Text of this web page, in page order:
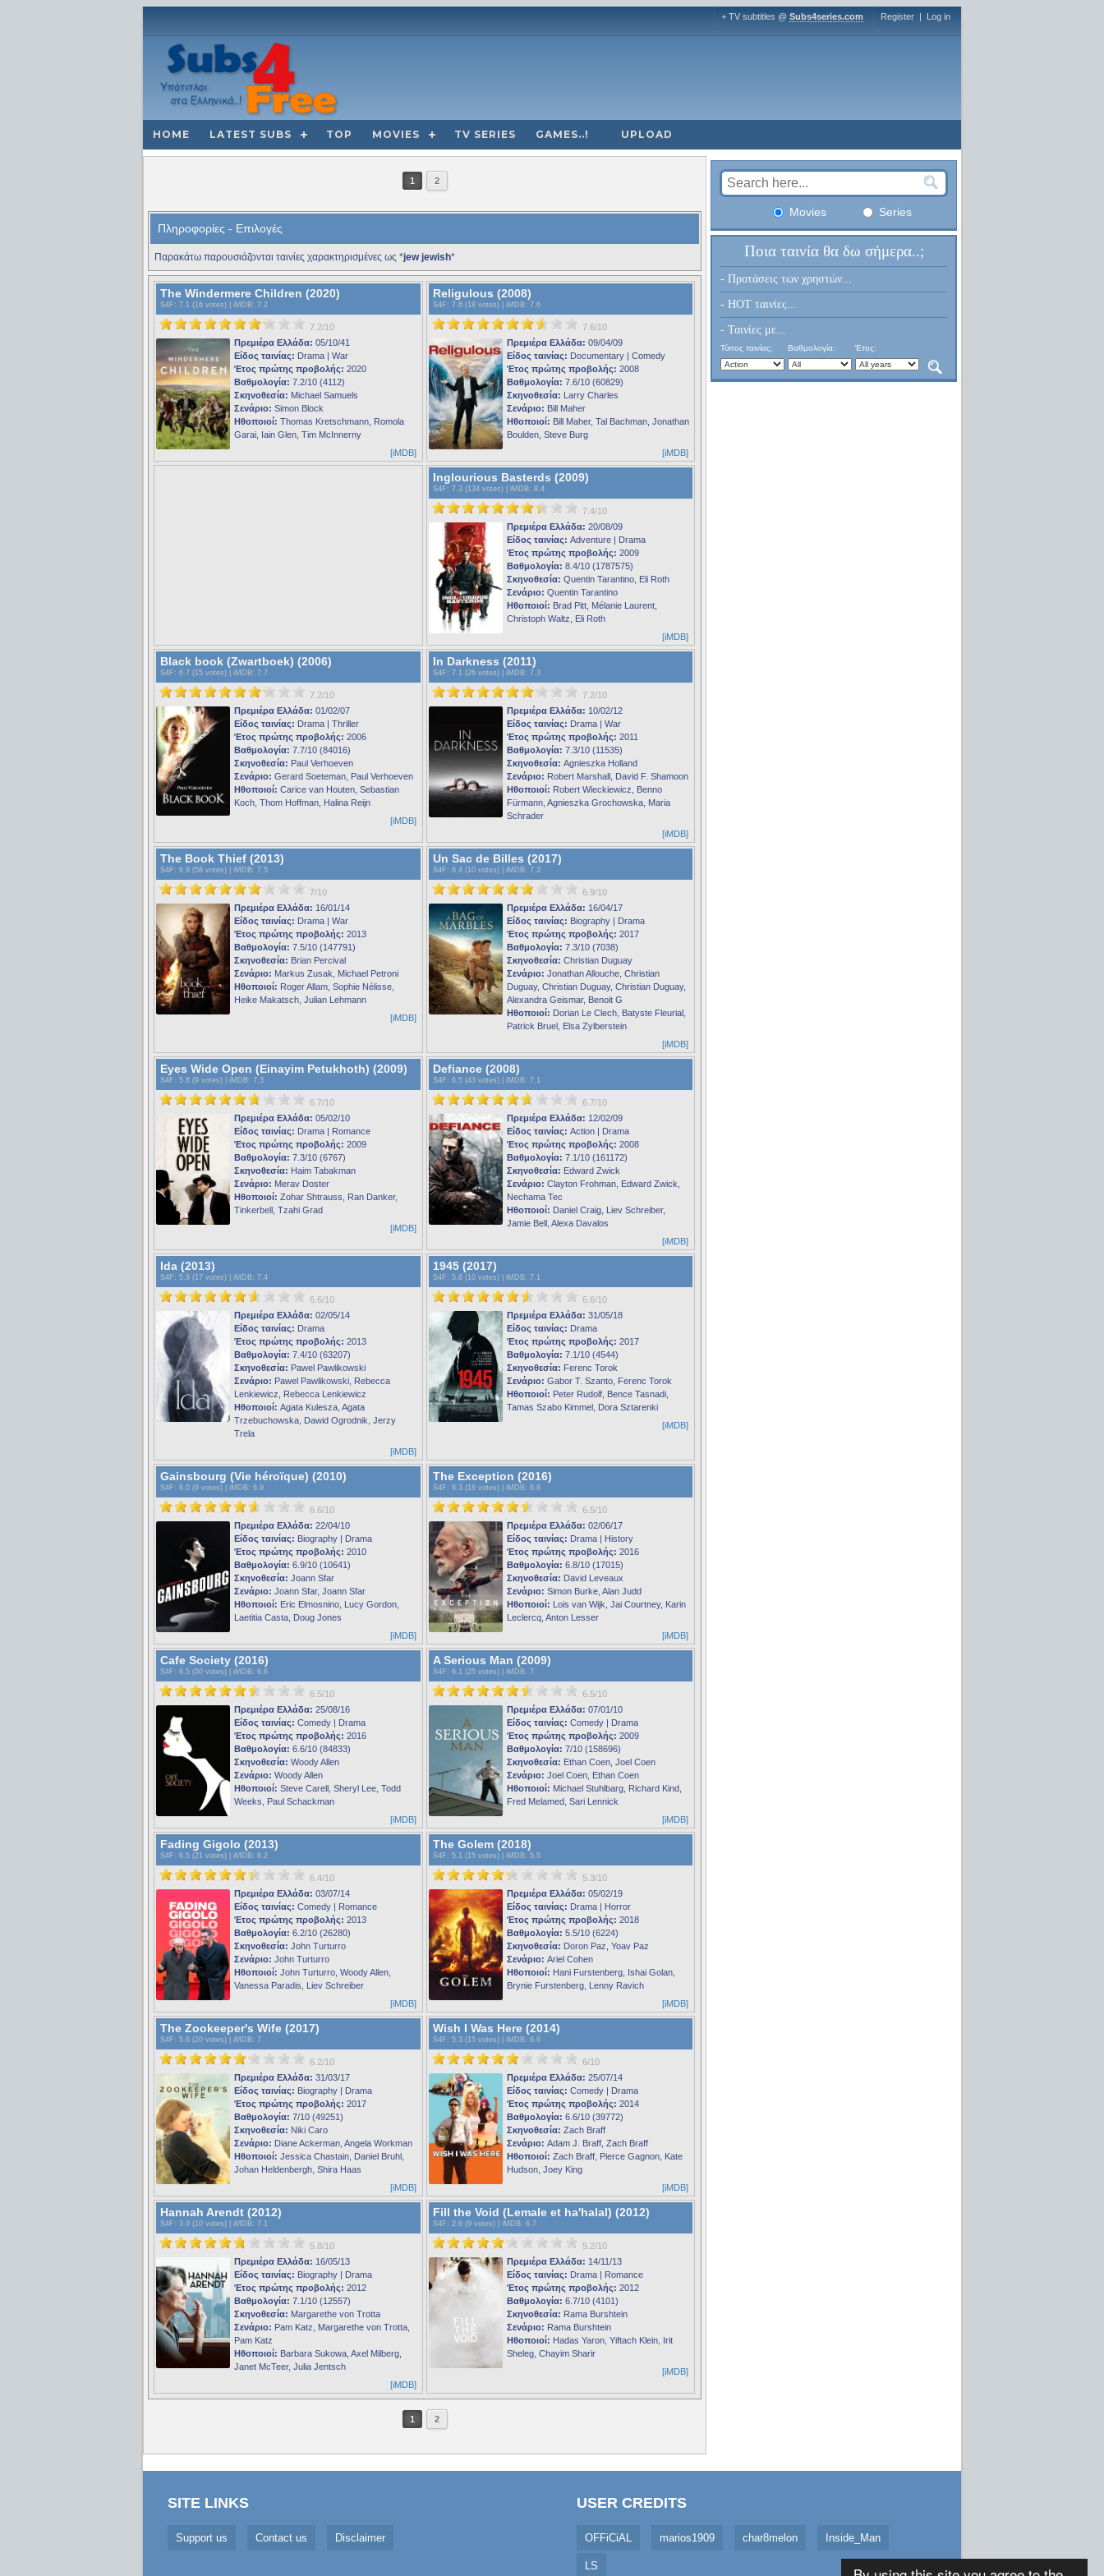
+ TV subtitles @ Subs4series.com Register | Log in
HOME LATEST SUBS TOP MOVIES TV SERIES GAMES..! UPLOAD
1 2
Πληροφορίες - Επιλογές
Παρακάτω παρουσιάζονται ταινίες χαρακτηρισμένες ως *jew jewish*
The Windermere Children (2020)
S4F : 7.1 (16 votes) | iMDB: 7.2
7.2/10
Πρεμιέρα Ελλάδα: 05/10/41
Είδος ταινίας: Drama | War
Έτος πρώτης προβολής: 2020
Βαθμολογία: 7.2/10 (4112)
Σκηνοθεσία: Michael Samuels
Σενάριο: Simon Block
Ηθοποιοί: Thomas Kretschmann, Romola
Garai, Iain Glen, Tim McInnerny
[iMDB]
Religulous (2008)
S4F : 7.6 (18 votes) | iMDB: 7.6
7.6/10
Πρεμιέρα Ελλάδα: 09/04/09
Είδος ταινίας: Documentary | Comedy
Έτος πρώτης προβολής: 2008
Βαθμολογία: 7.6/10 (60829)
Σκηνοθεσία: Larry Charles
Σενάριο: Bill Maher
Ηθοποιοί: Bill Maher, Tal Bachman, Jonathan
Boulden, Steve Burg
[iMDB]
Inglourious Basterds (2009)
S4F : 7.3 (134 votes) | iMDB: 8.4
7.4/10
Πρεμιέρα Ελλάδα: 20/08/09
Είδος ταινίας: Adventure | Drama
Έτος πρώτης προβολής: 2009
Βαθμολογία: 8.4/10 (1787575)
Σκηνοθεσία: Quentin Tarantino, Eli Roth
Σενάριο: Quentin Tarantino
Ηθοποιοί: Brad Pitt, Mélanie Laurent,
Christoph Waltz, Eli Roth
[iMDB]
Black book (Zwartboek) (2006)
S4F : 6.7 (15 votes) | iMDB: 7.7
7.2/10
Πρεμιέρα Ελλάδα: 01/02/07
Είδος ταινίας: Drama | Thriller
Έτος πρώτης προβολής: 2006
Βαθμολογία: 7.7/10 (84016)
Σκηνοθεσία: Paul Verhoeven
Σενάριο: Gerard Soeteman, Paul Verhoeven
Ηθοποιοί: Carice van Houten, Sebastian
Koch, Thom Hoffman, Halina Reijn
[iMDB]
In Darkness (2011)
S4F : 7.1 (26 votes) | iMDB: 7.3
7.2/10
Πρεμιέρα Ελλάδα: 10/02/12
Είδος ταινίας: Drama | War
Έτος πρώτης προβολής: 2011
Βαθμολογία: 7.3/10 (11535)
Σκηνοθεσία: Agnieszka Holland
Σενάριο: Robert Marshall, David F. Shamoon
Ηθοποιοί: Robert Wieckiewicz, Benno
Fürmann, Agnieszka Grochowska, Maria
Schrader
[iMDB]
The Book Thief (2013)
S4F : 6.9 (58 votes) | iMDB: 7.5
7/10
Πρεμιέρα Ελλάδα: 16/01/14
Είδος ταινίας: Drama | War
Έτος πρώτης προβολής: 2013
Βαθμολογία: 7.5/10 (147791)
Σκηνοθεσία: Brian Percival
Σενάριο: Markus Zusak, Michael Petroni
Ηθοποιοί: Roger Allam, Sophie Nélisse,
Heike Makatsch, Julian Lehmann
[iMDB]
Un Sac de Billes (2017)
S4F : 6.4 (10 votes) | iMDB: 7.3
6.9/10
Πρεμιέρα Ελλάδα: 16/04/17
Είδος ταινίας: Biography | Drama
Έτος πρώτης προβολής: 2017
Βαθμολογία: 7.3/10 (7038)
Σκηνοθεσία: Christian Duguay
Σενάριο: Jonathan Allouche, Christian
Duguay, Christian Duguay, Christian Duguay,
Alexandra Geismar, Benoit G
Ηθοποιοί: Dorian Le Clech, Batyste Fleurial,
Patrick Bruel, Elsa Zylberstein
[iMDB]
Eyes Wide Open (Einayim Petukhoth) (2009)
S4F : 5.8 (9 votes) | iMDB: 7.3
6.7/10
Πρεμιέρα Ελλάδα: 05/02/10
Είδος ταινίας: Drama | Romance
Έτος πρώτης προβολής: 2009
Βαθμολογία: 7.3/10 (6767)
Σκηνοθεσία: Haim Tabakman
Σενάριο: Merav Doster
Ηθοποιοί: Zohar Shtrauss, Ran Danker,
Tinkerbell, Tzahi Grad
[iMDB]
Defiance (2008)
S4F : 6.5 (43 votes) | iMDB: 7.1
6.7/10
Πρεμιέρα Ελλάδα: 12/02/09
Είδος ταινίας: Action | Drama
Έτος πρώτης προβολής: 2008
Βαθμολογία: 7.1/10 (161172)
Σκηνοθεσία: Edward Zwick
Σενάριο: Clayton Frohman, Edward Zwick,
Nechama Tec
Ηθοποιοί: Daniel Craig, Liev Schreiber,
Jamie Bell, Alexa Davalos
[iMDB]
Ida (2013)
S4F : 5.9 (17 votes) | iMDB: 7.4
6.6/10
Πρεμιέρα Ελλάδα: 02/05/14
Είδος ταινίας: Drama
Έτος πρώτης προβολής: 2013
Βαθμολογία: 7.4/10 (63207)
Σκηνοθεσία: Pawel Pawlikowski
Σενάριο: Pawel Pawlikowski, Rebecca
Lenkiewicz, Rebecca Lenkiewicz
Ηθοποιοί: Agata Kulesza, Agata
Trzebuchowska, Dawid Ogrodnik, Jerzy
Trela
[iMDB]
1945 (2017)
S4F : 5.8 (10 votes) | iMDB: 7.1
6.6/10
Πρεμιέρα Ελλάδα: 31/05/18
Είδος ταινίας: Drama
Έτος πρώτης προβολής: 2017
Βαθμολογία: 7.1/10 (4544)
Σκηνοθεσία: Ferenc Torok
Σενάριο: Gabor T. Szanto, Ferenc Torok
Ηθοποιοί: Peter Rudolf, Bence Tasnadi,
Tamas Szabo Kimmel, Dora Sztarenki
[iMDB]
Gainsbourg (Vie héroïque) (2010)
S4F : 6.0 (9 votes) | iMDB: 6.9
6.6/10
Πρεμιέρα Ελλάδα: 22/04/10
Είδος ταινίας: Biography | Drama
Έτος πρώτης προβολής: 2010
Βαθμολογία: 6.9/10 (10641)
Σκηνοθεσία: Joann Sfar
Σενάριο: Joann Sfar, Joann Sfar
Ηθοποιοί: Eric Elmosnino, Lucy Gordon,
Laetitia Casta, Doug Jones
[iMDB]
The Exception (2016)
S4F : 6.3 (18 votes) | iMDB: 6.8
6.5/10
Πρεμιέρα Ελλάδα: 02/06/17
Είδος ταινίας: Drama | History
Έτος πρώτης προβολής: 2016
Βαθμολογία: 6.8/10 (17015)
Σκηνοθεσία: David Leveaux
Σενάριο: Simon Burke, Alan Judd
Ηθοποιοί: Lois van Wijk, Jai Courtney, Karin
Leclercq, Anton Lesser
[iMDB]
Cafe Society (2016)
S4F : 6.5 (50 votes) | iMDB: 6.6
6.5/10
Πρεμιέρα Ελλάδα: 25/08/16
Είδος ταινίας: Comedy | Drama
Έτος πρώτης προβολής: 2016
Βαθμολογία: 6.6/10 (84833)
Σκηνοθεσία: Woody Allen
Σενάριο: Woody Allen
Ηθοποιοί: Steve Carell, Sheryl Lee, Todd
Weeks, Paul Schackman
[iMDB]
A Serious Man (2009)
S4F : 6.1 (25 votes) | iMDB: 7
6.5/10
Πρεμιέρα Ελλάδα: 07/01/10
Είδος ταινίας: Comedy | Drama
Έτος πρώτης προβολής: 2009
Βαθμολογία: 7/10 (158696)
Σκηνοθεσία: Ethan Coen, Joel Coen
Σενάριο: Joel Coen, Ethan Coen
Ηθοποιοί: Michael Stuhlbarg, Richard Kind,
Fred Melamed, Sari Lennick
[iMDB]
Fading Gigolo (2013)
S4F : 6.5 (21 votes) | iMDB: 6.2
6.4/10
Πρεμιέρα Ελλάδα: 03/07/14
Είδος ταινίας: Comedy | Romance
Έτος πρώτης προβολής: 2013
Βαθμολογία: 6.2/10 (26280)
Σκηνοθεσία: John Turturro
Σενάριο: John Turturro
Ηθοποιοί: John Turturro, Woody Allen,
Vanessa Paradis, Liev Schreiber
[iMDB]
The Golem (2018)
S4F : 5.1 (15 votes) | iMDB: 5.5
5.3/10
Πρεμιέρα Ελλάδα: 05/02/19
Είδος ταινίας: Drama | Horror
Έτος πρώτης προβολής: 2018
Βαθμολογία: 5.5/10 (6224)
Σκηνοθεσία: Doron Paz, Yoav Paz
Σενάριο: Ariel Cohen
Ηθοποιοί: Hani Furstenberg, Ishai Golan,
Brynie Furstenberg, Lenny Ravich
[iMDB]
The Zookeeper's Wife (2017)
S4F : 5.6 (20 votes) | iMDB: 7
6.2/10
Πρεμιέρα Ελλάδα: 31/03/17
Είδος ταινίας: Biography | Drama
Έτος πρώτης προβολής: 2017
Βαθμολογία: 7/10 (49251)
Σκηνοθεσία: Niki Caro
Σενάριο: Diane Ackerman, Angela Workman
Ηθοποιοί: Jessica Chastain, Daniel Bruhl,
Johan Heldenbergh, Shira Haas
[iMDB]
Wish I Was Here (2014)
S4F : 5.3 (15 votes) | iMDB: 6.6
6/10
Πρεμιέρα Ελλάδα: 25/07/14
Είδος ταινίας: Comedy | Drama
Έτος πρώτης προβολής: 2014
Βαθμολογία: 6.6/10 (39772)
Σκηνοθεσία: Zach Braff
Σενάριο: Adam J. Braff, Zach Braff
Ηθοποιοί: Zach Braff, Pierce Gagnon, Kate
Hudson, Joey King
[iMDB]
Hannah Arendt (2012)
S4F : 3.9 (10 votes) | iMDB: 7.1
5.8/10
Πρεμιέρα Ελλάδα: 16/05/13
Είδος ταινίας: Biography | Drama
Έτος πρώτης προβολής: 2012
Βαθμολογία: 7.1/10 (12557)
Σκηνοθεσία: Margarethe von Trotta
Σενάριο: Pam Katz, Margarethe von Trotta,
Pam Katz
Ηθοποιοί: Barbara Sukowa, Axel Milberg,
Janet McTeer, Julia Jentsch
[iMDB]
Fill the Void (Lemale et ha'halal) (2012)
S4F : 2.6 (9 votes) | iMDB: 6.7
5.2/10
Πρεμιέρα Ελλάδα: 14/11/13
Είδος ταινίας: Drama | Romance
Έτος πρώτης προβολής: 2012
Βαθμολογία: 6.7/10 (4101)
Σκηνοθεσία: Rama Burshtein
Σενάριο: Rama Burshtein
Ηθοποιοί: Hadas Yaron, Yiftach Klein, Irit
Sheleg, Chayim Sharir
[iMDB]
1 2
Movies Series
Ποια ταινία θα δω σήμερα..;
- Προτάσεις των χρηστών...
- HOT ταινίες...
- Ταινίες με...
Τύπος ταινίας: Βαθμολογία: Έτος:
SITE LINKS
Support us Contact us Disclaimer
USER CREDITS
OFFiCiAL marios1909 char8melon Inside_Man
LS